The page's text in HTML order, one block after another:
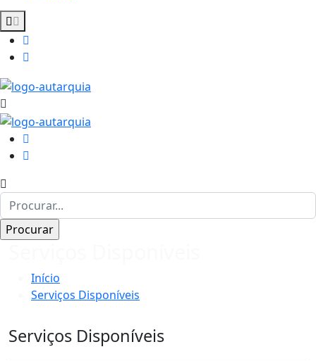
Início
Serviços Disponíveis
Serviços Disponíveis